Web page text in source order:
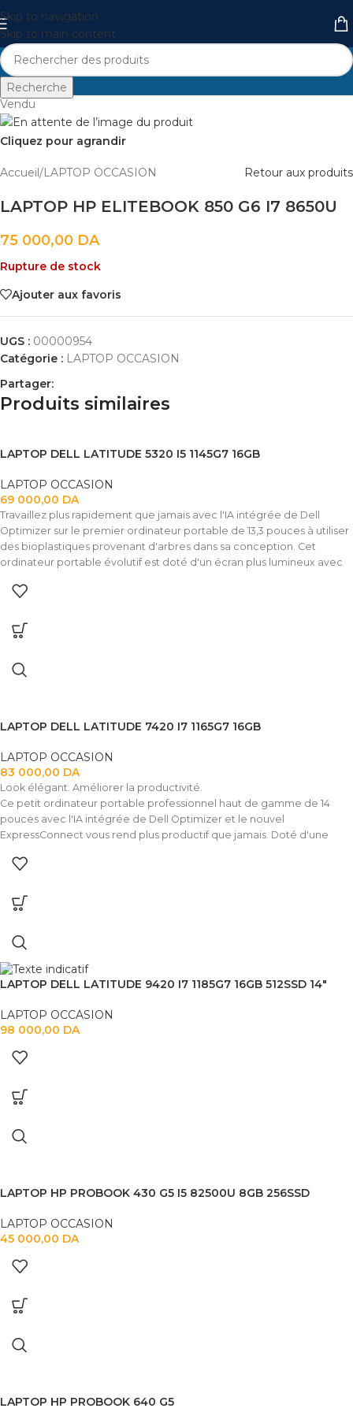
Skip to navigation
Skip to main content
Recherche
Vendu
Cliquez pour agrandir
Accueil /LAPTOP OCCASION Retour aux produits
LAPTOP HP ELITEBOOK 850 G6 I7 8650U
75 000,00 DA
Rupture de stock
Ajouter aux favoris
UGS : 00000954
Catégorie : LAPTOP OCCASION
Partager:
Produits similaires
LAPTOP DELL LATITUDE 5320 I5 1145G7 16GB
LAPTOP OCCASION
69 000,00 DA
Travaillez plus rapidement que jamais avec l'IA intégrée de Dell
Optimizer sur le premier ordinateur portable de 13,3 pouces à utiliser
des bioplastiques provenant d'arbres dans sa conception. Cet
ordinateur portable évolutif est doté d'un écran plus lumineux avec
réveil et d'un verrouillage sans contact avec ExpressSign- dans.
LAPTOP DELL LATITUDE 7420 I7 1165G7 16GB
LAPTOP OCCASION
83 000,00 DA
Look élégant. Améliorer la productivité.
Ce petit ordinateur portable professionnel haut de gamme de 14
pouces avec l'IA intégrée de Dell Optimizer et le nouvel
ExpressConnect vous rend plus productif que jamais. Doté d'une
ComfortView Plus, de haut-parleurs améliorés et d'un système audio
LAPTOP DELL LATITUDE 9420 I7 1185G7 16GB 512SSD 14″
LAPTOP OCCASION
98 000,00 DA
LAPTOP HP PROBOOK 430 G5 I5 82500U 8GB 256SSD
LAPTOP OCCASION
45 000,00 DA
LAPTOP HP PROBOOK 640 G5